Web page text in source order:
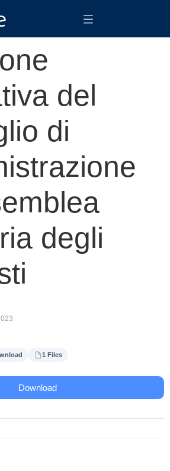
del
di
degli
1 Files
Download